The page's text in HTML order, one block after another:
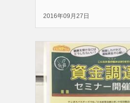
2016年09月27日